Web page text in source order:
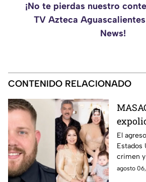
¡No te pierdas nuestro
TV Azteca
News!
CONTENIDO RELACIONADO
la
luego
El
Estados
crimen
agosto